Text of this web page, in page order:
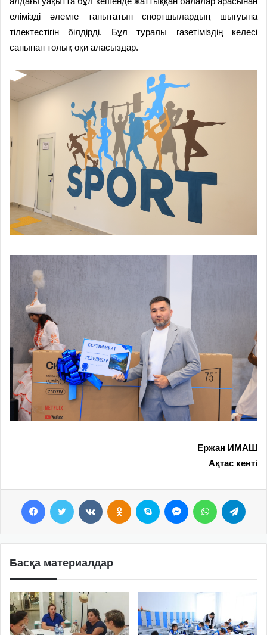
елімізді әлемге танытатын спортшылардың шығуына
тілектестігін білдірді. Бұл туралы газетіміздің келесі
санынан толық оқи аласыздар.
Ержан ИМАШ
Ақтас кенті
Басқа материалдар